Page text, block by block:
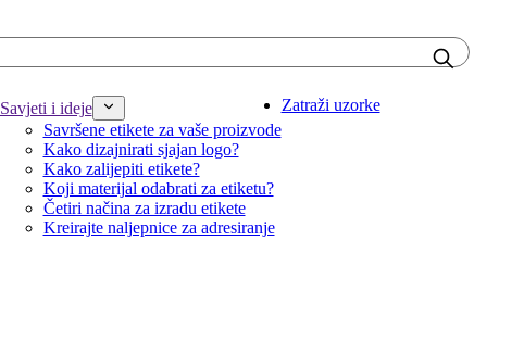
Savjeti i ideje
Savršene etikete za vaše proizvode
Kako dizajnirati sjajan logo?
Kako zalijepiti etikete?
Koji materijal odabrati za etiketu?
Četiri načina za izradu etikete
Kreirajte naljepnice za adresiranje
Zatraži uzorke